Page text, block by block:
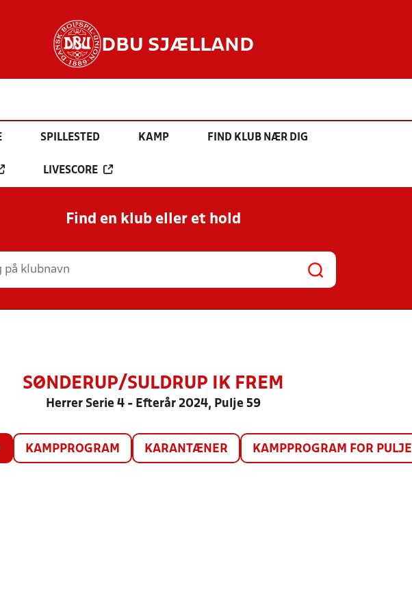
DBU SJÆLLAND
SPILLESTED KAMP FIND KLUB NÆR DIG
LIVESCORE
Find en klub eller et hold
SØNDERUP/SULDRUP IK FREM
Herrer Serie 4 - Efterår 2024, Pulje 59
KAMPPROGRAM KARANTÆNER KAMPPROGRAM FOR PULJE